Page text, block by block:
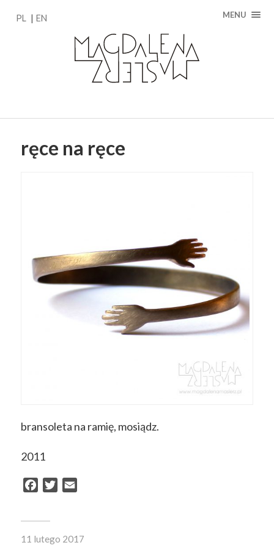
MENU
PL EN
ręce na ręce
bransoleta na ramię, mosiądz.
2011
Facebook
Twitter
11 lutego 2017